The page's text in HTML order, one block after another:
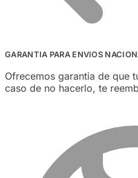
GARANTIA PARA ENVIOS
Ofrecemos garantia de que
caso de no hacerlo, te